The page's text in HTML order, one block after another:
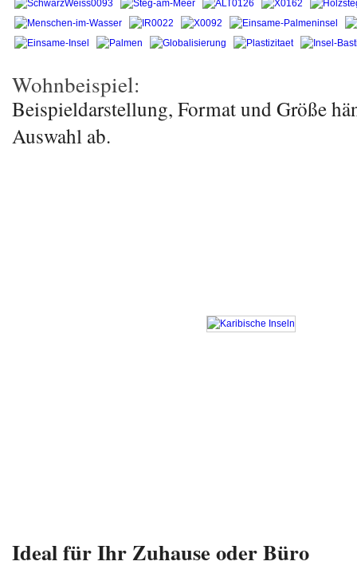
Wohnbeispiel:
Beispieldarstellung, Format und Größe
Auswahl ab.
Ideal für Ihr Zuhause oder Büro